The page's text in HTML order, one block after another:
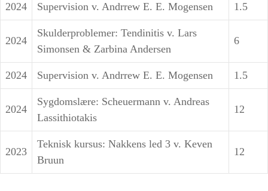
2024 Supervision v. Andrrew E. E. Mogensen 1.5
2024
Skulderproblemer: Tendinitis v. Lars
Simonsen & Zarbina Andersen
6
2024 Supervision v. Andrrew E. E. Mogensen 1.5
2024
Sygdomslære: Scheuermann v. Andreas
Lassithiotakis
12
2023
Teknisk kursus: Nakkens led 3 v. Keven
Bruun
12